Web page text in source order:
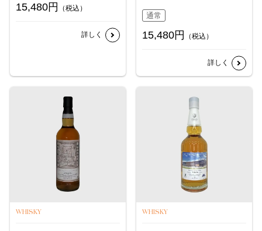
15,480円 （税込）
詳しく
通常
15,480円 （税込）
詳しく
WHISKY WHISKY